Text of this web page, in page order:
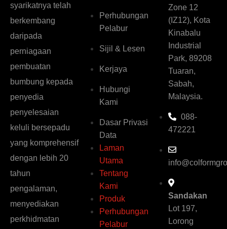
syarikatnya telah
berkembang
daripada
perniagaan
pembuatan
bumbung kepada
penyedia
penyelesaian
keluli bersepadu
yang komprehensif
dengan lebih 20
tahun
pengalaman,
menyediakan
perkhidmatan
Perhubungan
Pelabur
Sijil & Lesen
Kerjaya
Hubungi
Kami
Dasar Privasi
Data
Laman
Utama
Tentang
Kami
Produk
Perhubungan
Pelabur
Zone 12
(IZ12), Kota
Kinabalu
Industrial
Park, 89208
Tuaran,
Sabah,
Malaysia.
088-
472221
Sandakan
Lot 197,
Lorong